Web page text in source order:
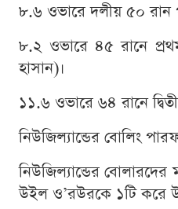
৮.৬ ওভারে দলীয় ৫০ রান
৮.২ ওভারে ৪৫ রানে
হাসান)।
১১.৬ ওভারে ৬৪ রানে
নিউজিল্যান্ডের বোলিং
নিউজিল্যান্ডের
উইল ও’রউরকে ১টি করে